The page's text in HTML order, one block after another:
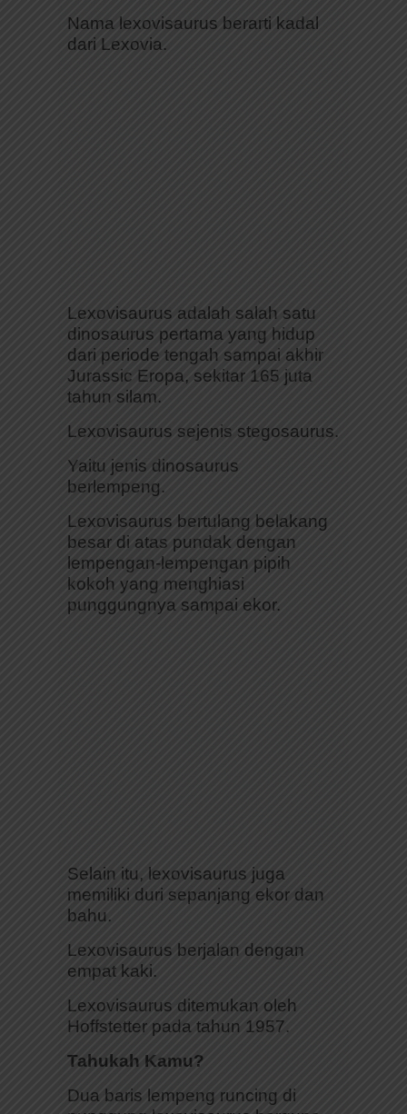
Nama lexovisaurus berarti kadal
dari Lexovia.
Lexovisaurus adalah salah satu
dinosaurus pertama yang hidup
dari periode tengah sampai akhir
Jurassic Eropa, sekitar 165 juta
tahun silam.
Lexovisaurus sejenis stegosaurus.
Yaitu jenis dinosaurus
berlempeng.
Lexovisaurus bertulang belakang
besar di atas pundak dengan
lempengan-lempengan pipih
kokoh yang menghiasi
punggungnya sampai ekor.
Selain itu, lexovisaurus juga
memiliki duri sepanjang ekor dan
bahu.
Lexovisaurus berjalan dengan
empat kaki.
Lexovisaurus ditemukan oleh
Hoffstetter pada tahun 1957.
Tahukah Kamu?
Dua baris lempeng runcing di